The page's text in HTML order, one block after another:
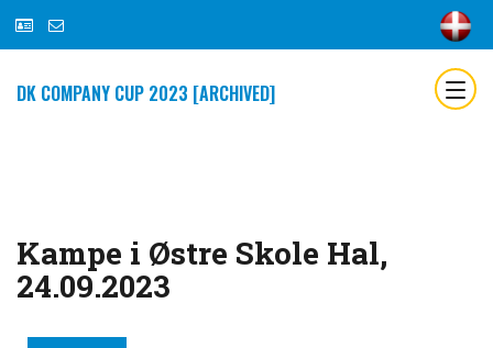
DK COMPANY CUP 2023 [ARCHIVED]
Kampe i Østre Skole Hal,
24.09.2023